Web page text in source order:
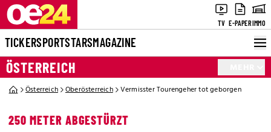
TV E-PAPERIMMO
TICKERSPORTSTARSMAGAZINE
ÖSTERREICH
Österreich Oberösterreich Vermisster Tourengeher tot geborgen
250 METER ABGESTÜRZT